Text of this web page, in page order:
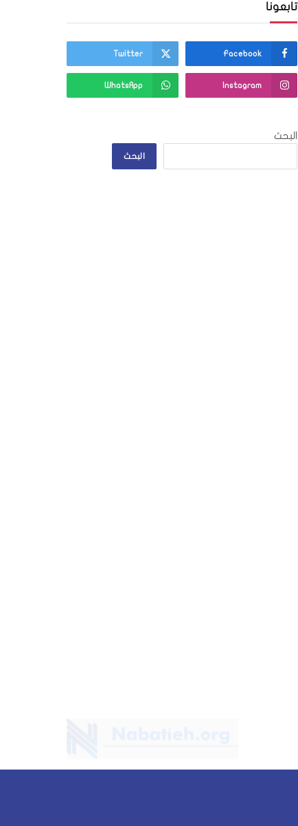
تابعونا
Facebook
Twitter
Instagram
WhatsApp
البحث
البحث